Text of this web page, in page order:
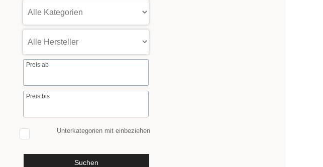
Preis ab
Preis bis
Unterkategorien mit einbeziehen
Suchen